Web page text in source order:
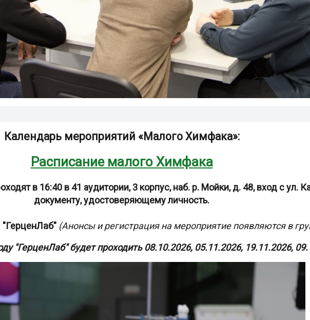
Календарь мероприятий «Малого Химфака»:
Расписание малого Химфака
в 16:40 в 41 аудитории, 3 корпус, наб. р. Мойки, д. 48, вход с ул.
документу, удостоверяющему личность.
(Анонсы и регистрация на мероприятие появляются в
"ГерценЛаб" будет проходить 08.10.2026, 05.11.2026, 19.11.2026,